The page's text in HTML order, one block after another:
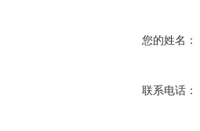
您的姓名：
联系电话：